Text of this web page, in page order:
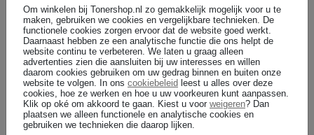
100% productgarantie
Toshiba T-6570E toner cartridge zwart (origineel)
Bel voor levertijd +31 26 3193981
€ 154,99(€ 128,09 excl)
Om winkelen bij Tonershop.nl zo gemakkelijk mogelijk voor u te
maken, gebruiken we cookies en vergelijkbare technieken. De
functionele cookies zorgen ervoor dat de website goed werkt.
Daarnaast hebben ze een analytische functie die ons helpt de
website continu te verbeteren. We laten u graag alleen
advertenties zien die aansluiten bij uw interesses en willen
daarom cookies gebruiken om uw gedrag binnen en buiten onze
website te volgen. In ons cookiebeleid leest u alles over deze
cookies, hoe ze werken en hoe u uw voorkeuren kunt aanpassen.
Klik op oké om akkoord te gaan. Kiest u voor weigeren? Dan
plaatsen we alleen functionele en analytische cookies en
gebruiken we technieken die daarop lijken.